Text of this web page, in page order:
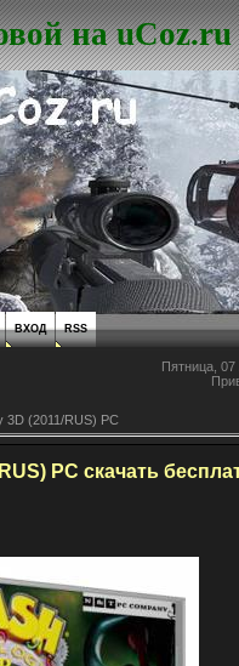
на uCoz.ru
ВХОД RSS
Пятница, 07
(2011/RUS) PC
PC скачать